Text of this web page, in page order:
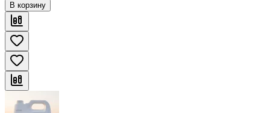
В корзину